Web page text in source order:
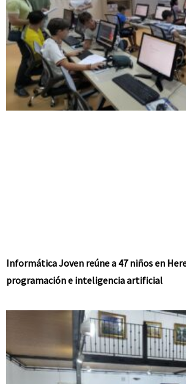
Informática Joven reúne a 47 niños en
programación e inteligencia artificial